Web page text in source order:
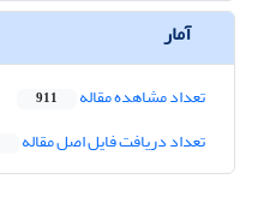
آمار
تعداد مشاهده مقاله 911
تعداد دریافت فایل اصل مقاله